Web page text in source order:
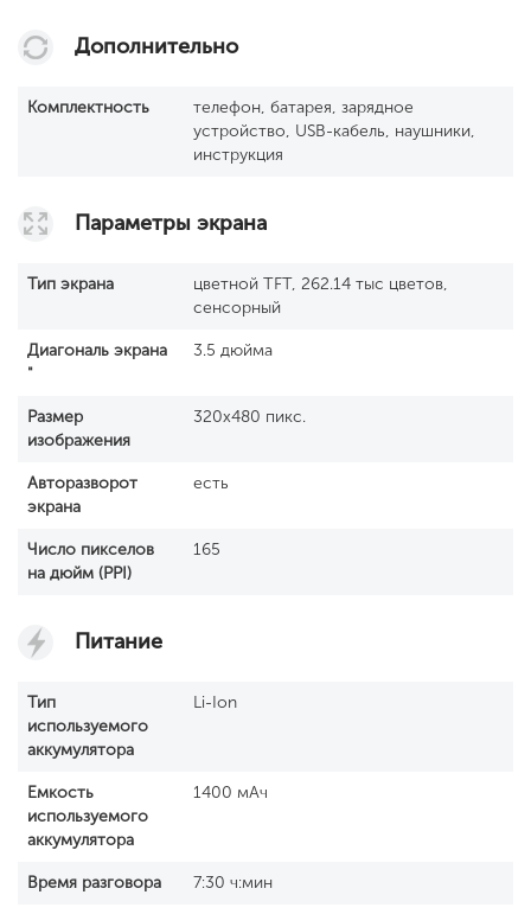
Дополнительно
Комплектность
телефон, батарея, зарядное
устройство, USB-кабель, наушники,
инструкция
Параметры экрана
Тип экрана
цветной TFT, 262.14 тыс цветов,
сенсорный
Диагональ экрана
"
3.5 дюйма
Размер
изображения
320x480 пикс.
Авторазворот
экрана
есть
Число пикселов
на дюйм (PPI)
165
Питание
Тип
используемого
аккумулятора
Li-Ion
Емкость
используемого
аккумулятора
1400 мАч
Время разговора 7:30 ч:мин